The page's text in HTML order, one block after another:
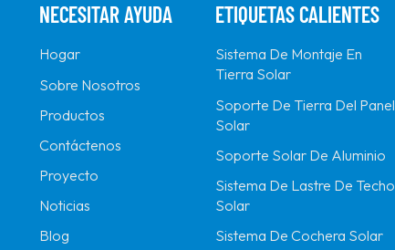
NECESITAR AYUDA
Hogar
Sobre Nosotros
Productos
Contáctenos
Proyecto
Noticias
Blog
ETIQUETAS CALIENTES
Sistema De Montaje En
Tierra Solar
Soporte De Tierra Del Panel
Solar
Soporte Solar De Aluminio
Sistema De Lastre De Techo
Solar
Sistema De Cochera Solar